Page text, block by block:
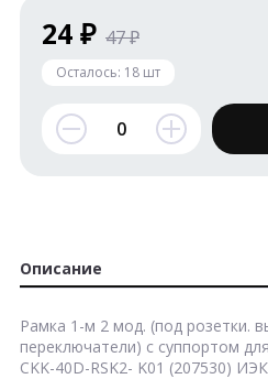
24 ₽ 47 ₽
Осталось: 18 шт
Описание
Рамка 1-м 2 мод. (под розетки.
переключатели) с суппортом
CKK-40D-RSK2- K01 (207530) ИЭК